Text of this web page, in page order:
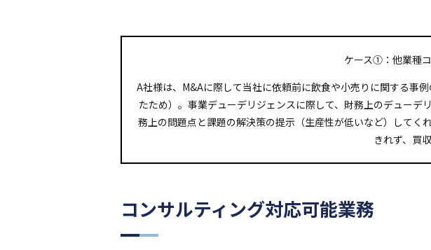
ケース①：他業種
A社様は、M&Aに際して当社に依頼前に飲食や小売りに関する事
たため）。事業デューデリジェンスに際して、財務上のデュー
務上の問題点と課題の解決策の提示（生産性が低いなど）してく
きれず、買
コンサルティング対応可能業務